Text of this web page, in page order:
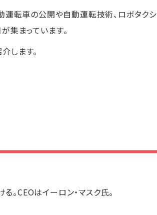
運転車の公開や自動運転技術、ロボタクシ
集まっています。
します。
CEOはイーロン・マスク氏。